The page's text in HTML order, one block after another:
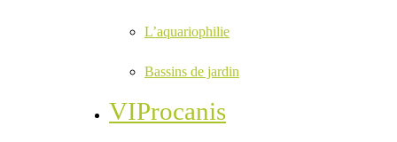
L’aquariophilie
Bassins de jardin
VIProcanis